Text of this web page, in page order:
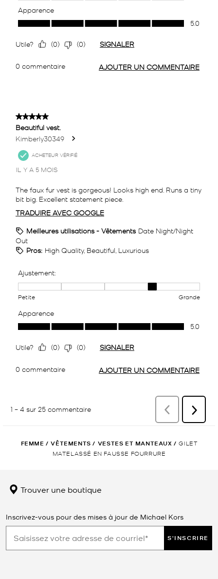
FEMME / VÊTEMENTS / VESTES ET MANTEAUX / GILET
MATELASSÉ EN FAUSSE FOURRURE
Trouver une boutique
Inscrivez-vous pour des mises à jour de Michael Kors
S'INSCRIRE